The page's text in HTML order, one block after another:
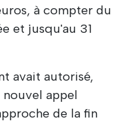
à compter du
et jusqu'au 31
avait autorisé,
appel
de la fin